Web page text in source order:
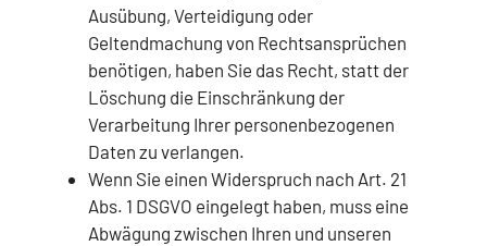
Ausübung, Verteidigung oder
Geltendmachung von Rechtsansprüchen
benötigen, haben Sie das Recht, statt der
Löschung die Einschränkung der
Verarbeitung Ihrer personenbezogenen
Daten zu verlangen.
Wenn Sie einen Widerspruch nach Art. 21
Abs. 1 DSGVO eingelegt haben, muss eine
Abwägung zwischen Ihren und unseren